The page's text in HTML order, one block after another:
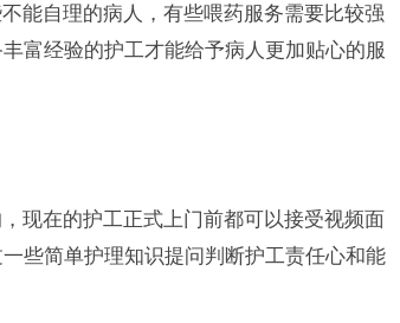
自理的病人，有些喂药服务需要比较强
富经验的护工才能给予病人更加贴心的服
在的护工正式上门前都可以接受视频面
些简单护理知识提问判断护工责任心和能